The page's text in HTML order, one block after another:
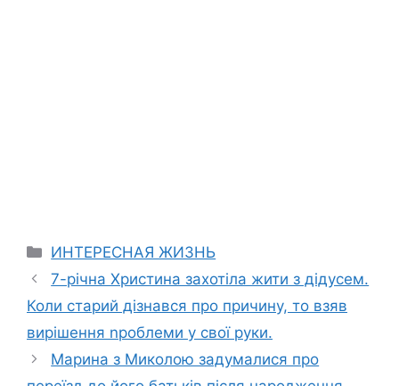
Categories
ИНТЕРЕСНАЯ ЖИЗНЬ
7-річна Христина захотіла жити з дідусем.
Коли старий дізнався про причину, то взяв
вирішення nроблеми у свої руки.
Марина з Миколою задумалися про